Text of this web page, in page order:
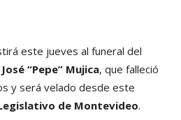
este jueves al funeral del
José “Pepe” Mujica, que falleció
y será velado desde este
de Montevideo.